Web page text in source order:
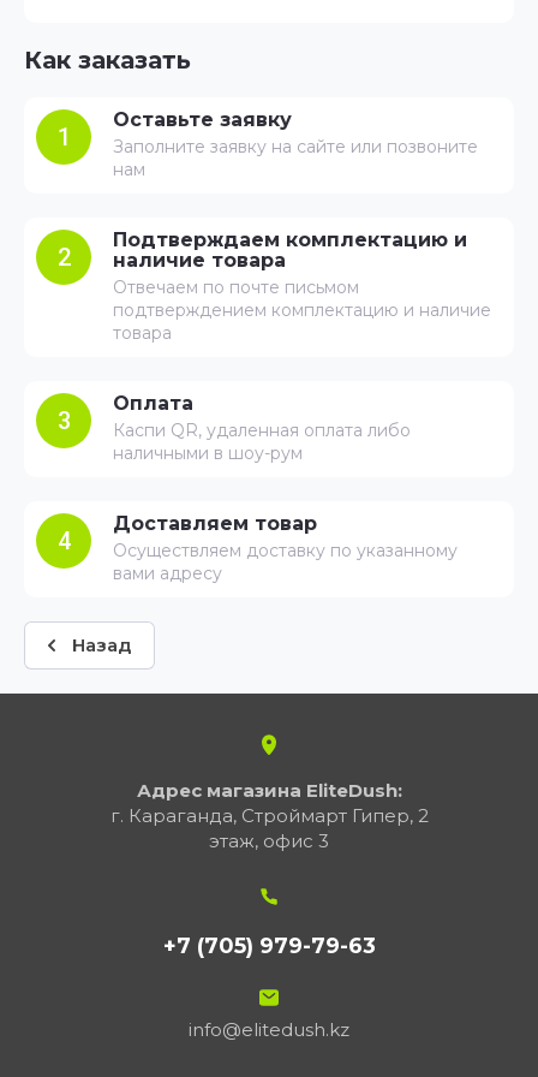
Как заказать
1
Оставьте заявку
Заполните заявку на сайте или позвоните
нам
2
Подтверждаем комплектацию и
наличие товара
Отвечаем по почте письмом
подтверждением комплектацию и наличие
товара
3
Оплата
Каспи QR, удаленная оплата либо
наличными в шоу-рум
4
Доставляем товар
Осуществляем доставку по указанному
вами адресу
Назад
Адрес магазина EliteDush:
г. Караганда, Строймарт Гипер, 2
этаж, офис 3
+7 (705) 979-79-63
info@elitedush.kz